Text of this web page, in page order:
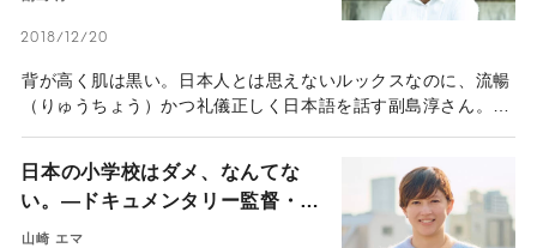
2018/12/20
背が高く肌は黒い。日本人とは思えないルックスなのに、流暢
（りゅうちょう）かつ礼儀正しく日本語を話す副島淳さん。英
の頃は自分の個性がコンプレックス。いじめられることもあっ
た。どんな努力をして劣等感に打ち勝ったのか、振り返って教
えてもらった。
日本の小学校はダメ、なんてな
い。―ドキュメンタリー監督・山
崎エマは小学校を“社会の練習
山崎 エマ